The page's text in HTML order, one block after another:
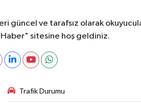
güncel ve tarafsız olarak
sitesine hoş geldiniz.
Trafik Durumu